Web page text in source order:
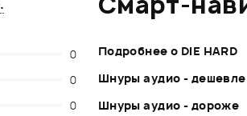
.
0
0
0
Подробнее о DIE HARD
Шнуры аудио - дешевле
Шнуры аудио - дороже